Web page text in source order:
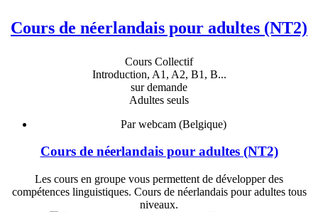
Cours de néerlandais pour adultes (NT2)
Cours Collectif
Introduction, A1, A2, B1, B...
sur demande
Adultes seuls
Par webcam (Belgique)
Cours de néerlandais pour adultes (NT2)
Les cours en groupe vous permettent de développer des
compétences linguistiques. Cours de néerlandais pour adultes tous
niveaux.